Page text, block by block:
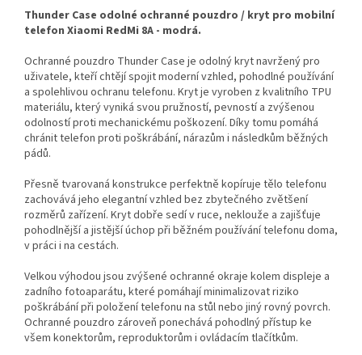
Thunder Case odolné ochranné pouzdro / kryt pro mobilní
telefon Xiaomi RedMi 8A - modrá.
Ochranné pouzdro Thunder Case je odolný kryt navržený pro
uživatele, kteří chtějí spojit moderní vzhled, pohodlné používání
a spolehlivou ochranu telefonu. Kryt je vyroben z kvalitního TPU
materiálu, který vyniká svou pružností, pevností a zvýšenou
odolností proti mechanickému poškození. Díky tomu pomáhá
chránit telefon proti poškrábání, nárazům i následkům běžných
pádů.
Přesně tvarovaná konstrukce perfektně kopíruje tělo telefonu
zachovává jeho elegantní vzhled bez zbytečného zvětšení
rozměrů zařízení. Kryt dobře sedí v ruce, neklouže a zajišťuje
pohodlnější a jistější úchop při běžném používání telefonu doma,
v práci i na cestách.
Velkou výhodou jsou zvýšené ochranné okraje kolem displeje a
zadního fotoaparátu, které pomáhají minimalizovat riziko
poškrábání při položení telefonu na stůl nebo jiný rovný povrch.
Ochranné pouzdro zároveň ponechává pohodlný přístup ke
všem konektorům, reproduktorům i ovládacím tlačítkům.